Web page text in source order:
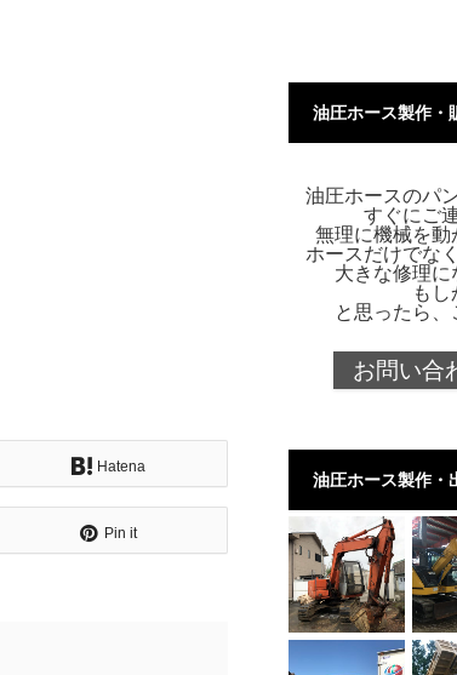
Hatena
Pin it
油圧ホース製作・
油圧ホースのパ
すぐにご
無理に機械を
ホースだけでな
大きな修理に
もし
と思ったら、
お問い合
油圧ホース製作・